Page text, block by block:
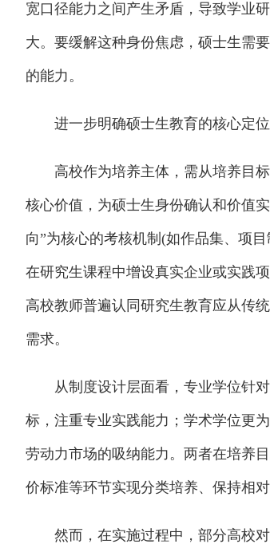
宽口径能力之间产生矛盾，导致学业
大。要缓解这种身份焦虑，硕士生需
的能力。
进一步明确硕士生教育的核心定位
高校作为培养主体，需从培养目标
核心价值，为硕士生身份确认和价值
向”为核心的考核机制(如作品集、项
在研究生课程中增设真实企业或实践
高校教师普遍认同研究生教育应从传
需求。
从制度设计层面看，专业学位针对
标，注重专业实践能力；学术学位更
劳动力市场的吸纳能力。两者在培养
价标准等环节实现分类培养、保持相对
然而，在实施过程中，部分高校对